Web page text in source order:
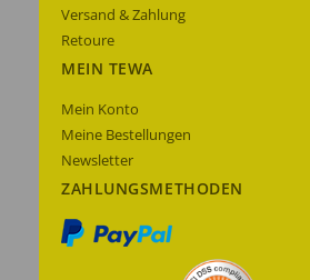
Versand & Zahlung
Retoure
MEIN TEWA
Mein Konto
Meine Bestellungen
Newsletter
ZAHLUNGSMETHODEN